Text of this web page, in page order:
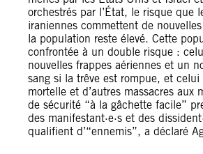
orchestrés par l’État, le risque que
iraniennes commettent de
la population reste élevé. Cette
confrontée à un double risque :
nouvelles frappes aériennes et un
sang si la trêve est rompue, et celui
mortelle et d’autres massacres aux
de sécurité “à la gâchette facile”
des manifestant·e·s et des
qualifient d’“ennemis”, a déclaré